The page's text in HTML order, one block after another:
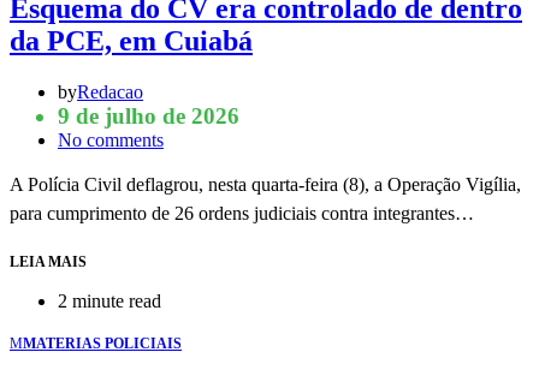
Esquema do CV era controlado de dentro
da PCE, em Cuiabá
byRedacao
9 de julho de 2026
No comments
A Polícia Civil deflagrou, nesta quarta-feira (8), a Operação Vigília,
para cumprimento de 26 ordens judiciais contra integrantes…
LEIA MAIS
2 minute read
MMATERIAS POLICIAIS